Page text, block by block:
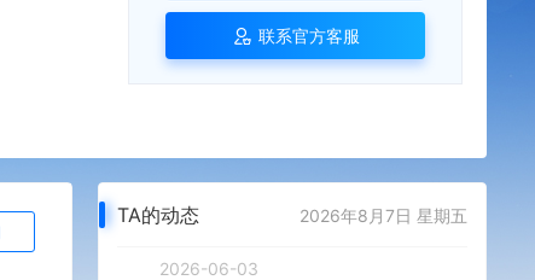
联系官方客服
TA的动态 2026年8月7日 星期五
2026-06-03